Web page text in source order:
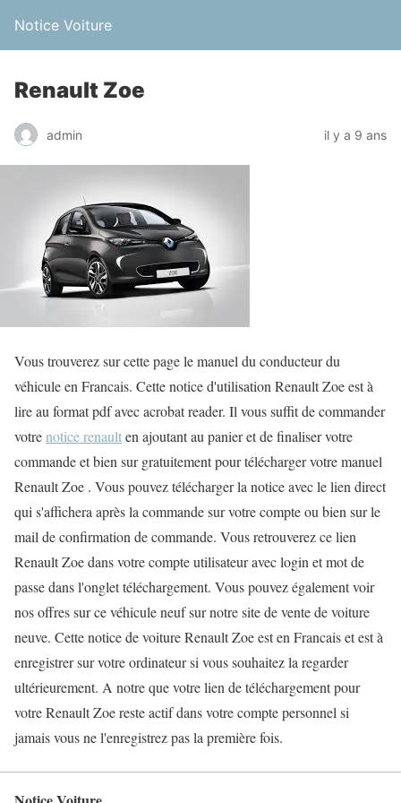
Notice Voiture
Renault Zoe
admin il y a 9 ans
Vous trouverez sur cette page le manuel du conducteur du
véhicule en Francais. Cette notice d'utilisation Renault Zoe est à
lire au format pdf avec acrobat reader. Il vous suffit de commander
votrenotice renaulten ajoutant au panier et de finaliser votre
commande et bien sur gratuitement pour télécharger votre manuel
Renault Zoe . Vous pouvez télécharger la notice avec le lien direct
qui s'affichera après la commande sur votre compte ou bien sur le
mail de confirmation de commande. Vous retrouverez ce lien
Renault Zoe dans votre compte utilisateur avec login et mot de
passe dans l'onglet téléchargement. Vous pouvez également voir
nos offres sur ce véhicule neuf sur notre site de vente de voiture
neuve. Cette notice de voiture Renault Zoe est en Francais et est à
enregistrer sur votre ordinateur si vous souhaitez la regarder
ultérieurement. A notre que votre lien de téléchargement pour
votre Renault Zoe reste actif dans votre compte personnel si
jamais vous ne l'enregistrez pas la première fois.